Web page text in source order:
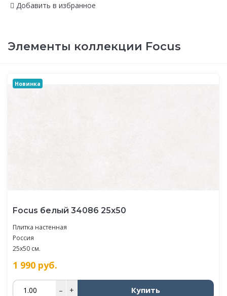
Добавить в избранное
Элементы коллекции Focus
Новинка
Focus белый 34086 25х50
Плитка настенная
Россия
25x50 см.
1 990 руб.
– + Купить